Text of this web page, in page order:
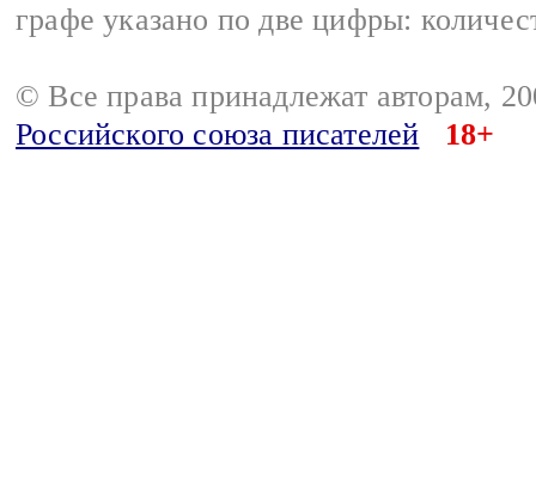
графе указано по две цифры:
© Все права принадлежат авторам,
Российского союза писателей
18+